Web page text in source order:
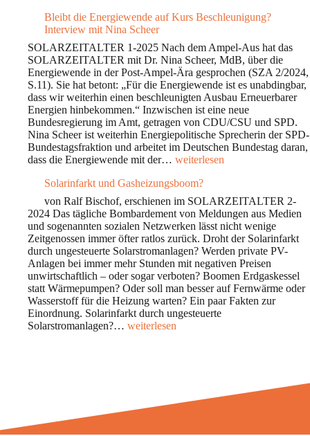
Bleibt die Energiewende auf Kurs Beschleunigung?
Interview mit Nina Scheer
SOLARZEITALTER 1-2025 Nach dem Ampel-Aus hat das
SOLARZEITALTER mit Dr. Nina Scheer, MdB, über die
Energiewende in der Post-Ampel-Ära gesprochen (SZA 2/2024,
S.11). Sie hat betont: „Für die Energiewende ist es unabdingbar,
dass wir weiterhin einen beschleunigten Ausbau Erneuerbarer
Energien hinbekommen.“ Inzwischen ist eine neue
Bundesregierung im Amt, getragen von CDU/CSU und SPD.
Nina Scheer ist weiterhin Energiepolitische Sprecherin der SPD-
Bundestagsfraktion und arbeitet im Deutschen Bundestag daran,
dass die Energiewende mit der… Bleibt
Energiewende
auf
Kurs
Beschleunigung?
Interview
mit
Nina
Scheer
weiterlesen
Solarinfarkt und Gasheizungsboom?
von Ralf Bischof, erschienen im SOLARZEITALTER 2-
2024 Das tägliche Bombardement von Meldungen aus Medien
und sogenannten sozialen Netzwerken lässt nicht wenige
Zeitgenossen immer öfter ratlos zurück. Droht der Solarinfarkt
durch ungesteuerte Solarstromanlagen? Werden private PV-
Anlagen bei immer mehr Stunden mit negativen Preisen
unwirtschaftlich – oder sogar verboten? Boomen Erdgaskessel
statt Wärmepumpen? Oder soll man besser auf Fernwärme oder
Wasserstoff für die Heizung warten? Ein paar Fakten zur
Einordnung. Solarinfarkt durch ungesteuerte
Solarstromanlagen?… Solarinfarkt
weiterlesen